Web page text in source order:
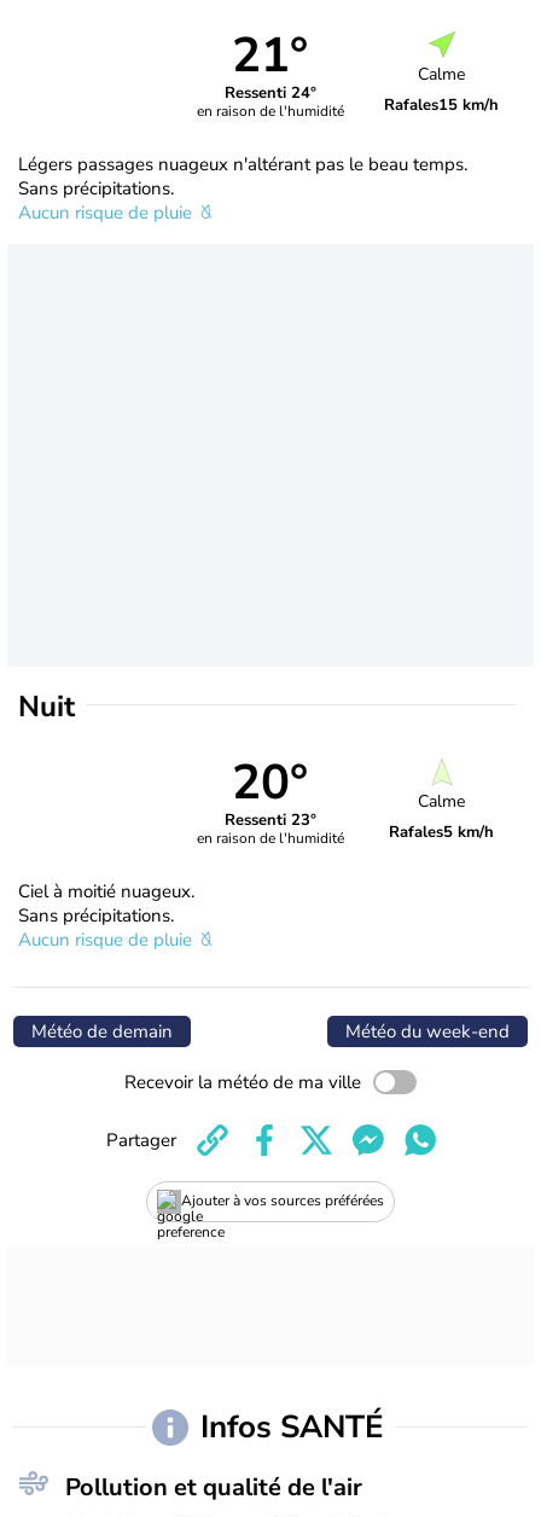
21°
Ressenti 24°
en raison de l'humidité
Calme
Rafales15 km/h
Légers passages nuageux n'altérant pas le beau temps.
Sans précipitations.
Aucun risque de pluie
Nuit
20°
Ressenti 23°
en raison de l'humidité
Calme
Rafales5 km/h
Ciel à moitié nuageux.
Sans précipitations.
Aucun risque de pluie
Météo de demain Météo du week-end
Recevoir la météo de ma ville
Ajouter à vos sources préférées
Partager
Infos SANTÉ
Pollution et qualité de l'air